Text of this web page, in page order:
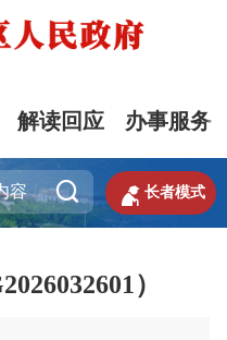
解读回应 办事服务
  长者模式
）